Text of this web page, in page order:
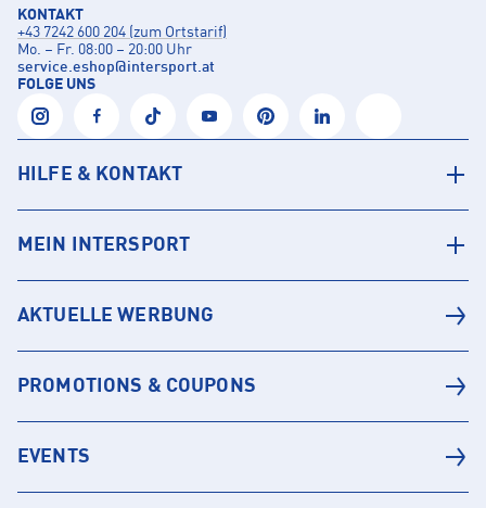
KONTAKT
+43 7242 600 204 (zum Ortstarif)
Mo. – Fr. 08:00 – 20:00 Uhr
service.eshop@intersport.at
FOLGE UNS
HILFE & KONTAKT
MEIN INTERSPORT
AKTUELLE WERBUNG
PROMOTIONS & COUPONS
EVENTS